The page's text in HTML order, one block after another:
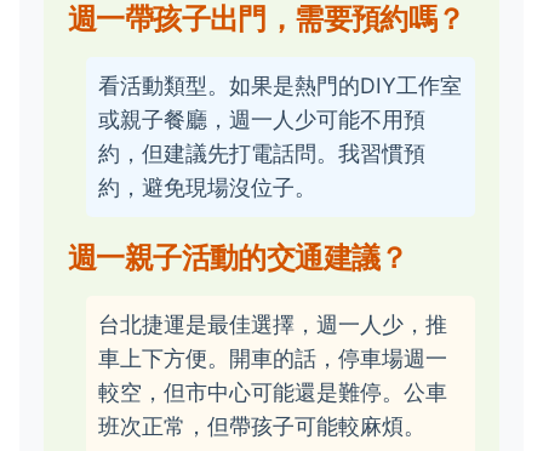
週一帶孩子出門，需要預約嗎？
看活動類型。如果是熱門的DIY工作室
或親子餐廳，週一人少可能不用預
約，但建議先打電話問。我習慣預
約，避免現場沒位子。
週一親子活動的交通建議？
台北捷運是最佳選擇，週一人少，推
車上下方便。開車的話，停車場週一
較空，但市中心可能還是難停。公車
班次正常，但帶孩子可能較麻煩。